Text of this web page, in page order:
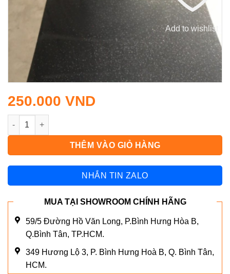
Add to wishlist
250.000 VND
UB30 số lượng
THÊM VÀO GIỎ HÀNG
NHẮN TIN ZALO
MUA TẠI SHOWROOM CHÍNH HÃNG
59/5 Đường Hồ Văn Long, P.Bình Hưng Hòa B,
Q.Bình Tân, TP.HCM.
349 Hương Lộ 3, P. Bình Hưng Hoà B, Q. Bình Tân,
HCM.